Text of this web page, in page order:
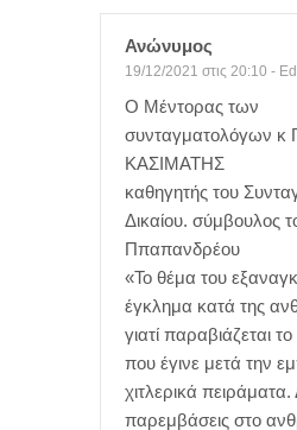
Ανώνυμος
19/12/2021 στις 20:10 -
Ο Μέντορας των
συνταγματολόγων κ
ΚΑΣΙΜΑΤΗΣ
καθηγητής του
Δικαίου. σύμβουλος
Ππαπανδρέου
«Το θέμα του
έγκλημα κατά της
γιατί παραβιάζεται το
που έγινε μετά την
χιτλερικά
παρεμβάσεις στο